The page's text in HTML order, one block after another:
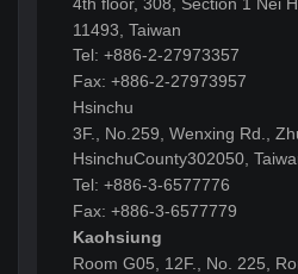
11493, Taiwan
Tel: +886-2-27973357
Fax: +886-2-27973957
Hsinchu
3F., No.259, Wenxing Rd.,
HsinchuCounty302050,
Tel: +886-3-6577776
Fax: +886-3-6577779
Kaohsiung
Room G05, 12F., No. 225,